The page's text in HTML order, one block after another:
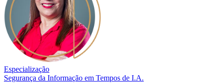
Especialização
Segurança da Informação em Tempos de I.A.